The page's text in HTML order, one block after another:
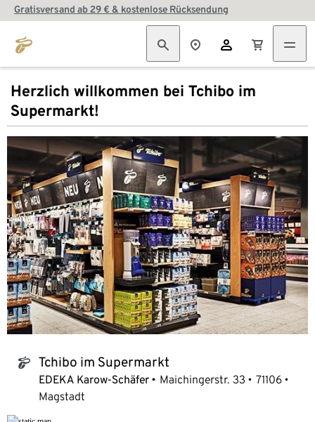
Gratisversand ab 29 € & kostenlose Rücksendung
Herzlich willkommen bei Tchibo im
Supermarkt!
tchibo_logo Tchibo im Supermarkt
EDEKA Karow-Schäfer Maichingerstr. 33
71106
Magstadt